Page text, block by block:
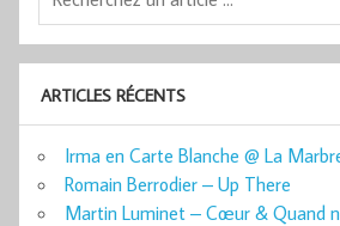
ARTICLES RÉCENTS
Irma en Carte Blanche @ La
Romain Berrodier – Up There
Martin Luminet – Cœur & Quand